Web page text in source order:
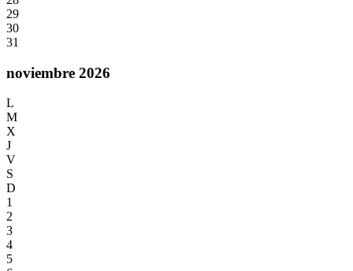
29
30
31
noviembre 2026
L
M
X
J
V
S
D
1
2
3
4
5